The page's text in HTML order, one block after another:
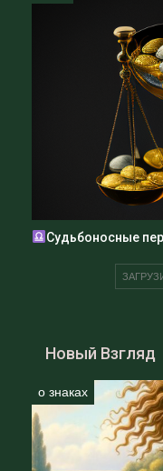
Судьбоносные
Новый Взгляд
о знаках